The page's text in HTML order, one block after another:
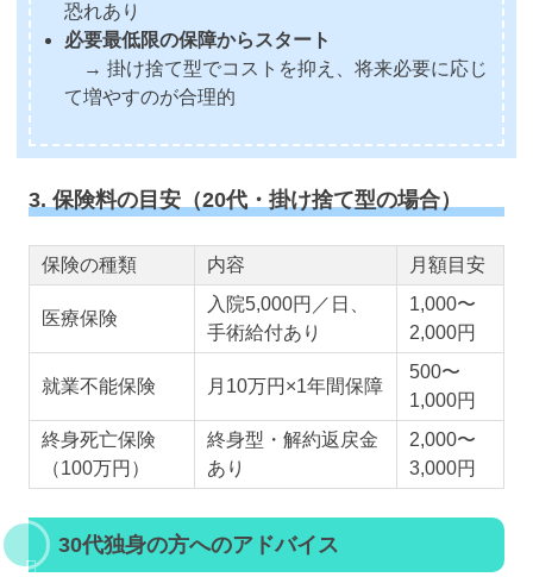
恐れあり
必要最低限の保障からスタート
→ 掛け捨て型でコストを抑え、将来必要に応じ
て増やすのが合理的
3. 保険料の目安（20代・掛け捨て型の場合）
保険の種類 内容 月額目安
医療保険
入院5,000円／日、
手術給付あり
1,000〜
2,000円
就業不能保険 月10万円×1年間保障
500〜
1,000円
終身死亡保険
（100万円）
終身型・解約返戻金
あり
2,000〜
3,000円
30代独身の方へのアドバイス